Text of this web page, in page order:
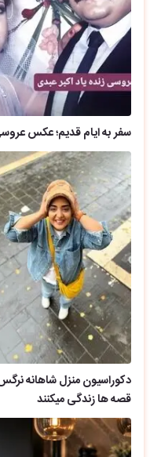
سفر به ایام قدیم؛ عکس عروسی
دکوراسیون منزل شاهانه
قصه ها زندگی میکنند